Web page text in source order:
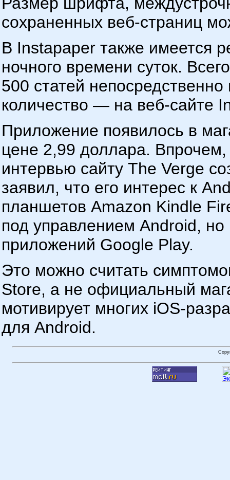
сохраненных веб-страниц
В Instapaper также имеется
ночного времени суток.
500 статей
количество — на веб-сайте
Приложение появилось в
цене 2,99 доллара.
интервью сайту The Verge
заявил, что его интерес к
планшетов Amazon Kindle
под управлением Android,
приложений Google Play.
Это можно считать
Store, а не официальный
мотивирует многих iOS-
для Android.